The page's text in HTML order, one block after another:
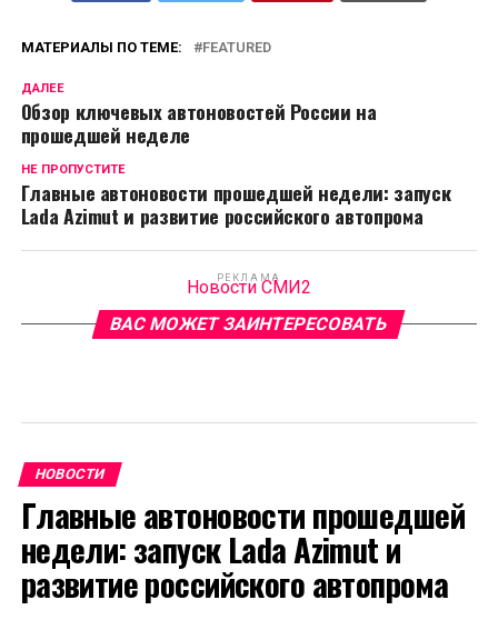
МАТЕРИАЛЫ ПО ТЕМЕ: FEATURED
ДАЛЕЕ
Обзор ключевых автоновостей России на
прошедшей неделе
НЕ ПРОПУСТИТЕ
Главные автоновости прошедшей недели: запуск
Lada Azimut и развитие российского автопрома
РЕКЛАМА
Новости СМИ2
ВАС МОЖЕТ ЗАИНТЕРЕСОВАТЬ
НОВОСТИ
Главные автоновости прошедшей
недели: запуск Lada Azimut и
развитие российского автопрома